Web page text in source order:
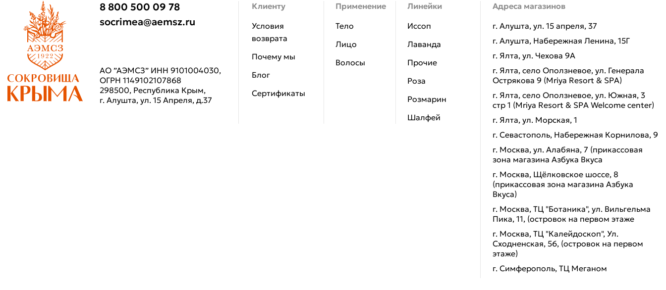
8 800 500 09 78
socrimea@aemsz.ru
АО ”АЭМСЗ” ИНН 9101004030,
ОГРН 1149102107868
298500, Республика Крым,
г. Алушта, ул. 15 Апреля, д.37
Клиенту
Условия
возврата
Почему мы
Блог
Сертификаты
Применение
Тело
Лицо
Волосы
Линейки
Иссоп
Лаванда
Прочие
Роза
Розмарин
Шалфей
Адреса магазинов
г. Алушта, ул. 15 апреля, 37
г. Алушта, Набережная Ленина, 15Г
г. Ялта, ул. Чехова 9А
г. Ялта, село Оползневое, ул. Генерала
Острякова 9 (Mriya Resort & SPA)
г. Ялта, село Оползневое, ул. Южная, 3
стр 1 (Mriya Resort & SPA Welcome center)
г. Ялта, ул. Морская, 1
г. Севастополь, Набережная Корнилова, 9
г. Москва, ул. Алабяна, 7 (прикассовая
зона магазина Азбука Вкуса
г. Москва, Щёлковское шоссе, 8
(прикассовая зона магазина Азбука
Вкуса)
г. Москва, ТЦ "Ботаника", ул. Вильгельма
Пика, 11, (островок на первом этаже
г. Москва, ТЦ "Калейдоскоп", Ул.
Сходненская, 56, (островок на первом
этаже)
г. Симферополь, ТЦ Меганом